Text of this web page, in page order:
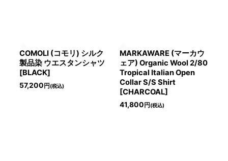
COMOLI (コモリ) シルク
製品染 ウエスタンシャツ
[BLACK]
57,200 円 (税込)
MARKAWARE (マーカウ
ェア) Organic Wool 2/80
Tropical Italian Open
Collar S/S Shirt
[CHARCOAL]
41,800 円 (税込)